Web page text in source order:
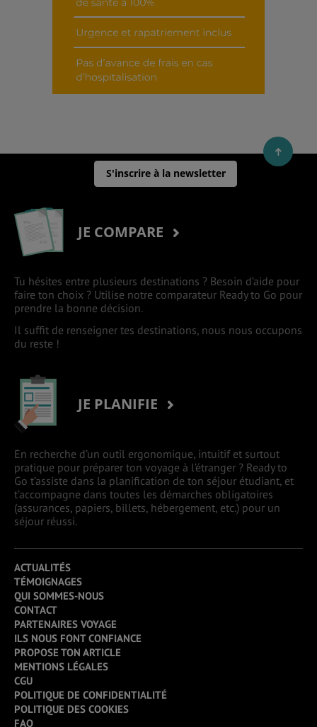
S'inscrire à la newsletter
JE COMPARE
Tu hésites entre plusieurs destinations ? Besoin d’aide pour
faire ton choix ? Utilise notre comparateur Ready to Go pour
prendre la bonne décision.
Il suffit de renseigner tes destinations, nous nous occupons
du reste !
JE PLANIFIE
En recherche d’un outil ergonomique, intuitif et surtout
pratique pour préparer ton voyage à l’étranger ? Ready to
Go t’assiste dans la planification de ton séjour étudiant, et
t’accompagne dans toutes les démarches obligatoires
(assurances, papiers, billets, hébergement, etc.) pour un
séjour réussi.
ACTUALITÉS
TÉMOIGNAGES
QUI SOMMES-NOUS
CONTACT
PARTENAIRES VOYAGE
ILS NOUS FONT CONFIANCE
PROPOSE TON ARTICLE
MENTIONS LÉGALES
CGU
POLITIQUE DE CONFIDENTIALITÉ
POLITIQUE DES COOKIES
FAQ